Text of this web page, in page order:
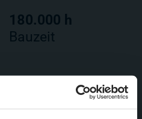
180.000 h
Bauzeit